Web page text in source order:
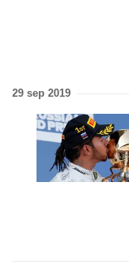
29 sep 2019